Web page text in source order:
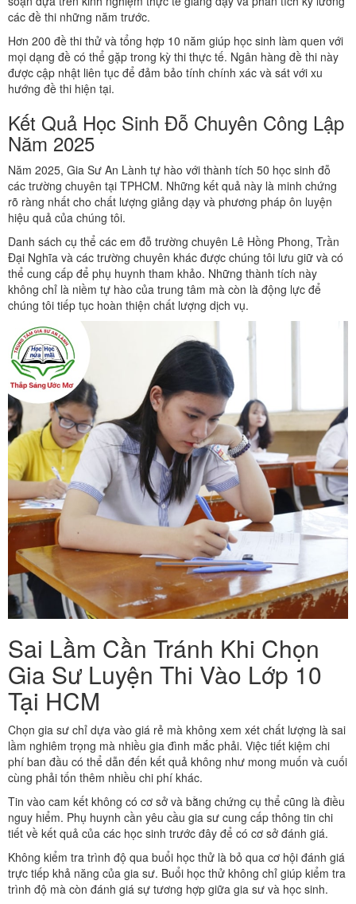
các đề thi những năm trước.
Hơn 200 đề thi thử và tổng hợp 10 năm giúp học sinh làm quen với
mọi dạng đề có thể gặp trong kỳ thi thực tế. Ngân hàng đề thi này
được cập nhật liên tục để đảm bảo tính chính xác và sát với xu
hướng đề thi hiện tại.
Kết Quả Học Sinh Đỗ Chuyên Công Lập
Năm 2025
Năm 2025, Gia Sư An Lành tự hào với thành tích 50 học sinh đỗ
các trường chuyên tại TPHCM. Những kết quả này là minh chứng
rõ ràng nhất cho chất lượng giảng dạy và phương pháp ôn luyện
hiệu quả của chúng tôi.
Danh sách cụ thể các em đỗ trường chuyên Lê Hồng Phong, Trần
Đại Nghĩa và các trường chuyên khác được chúng tôi lưu giữ và có
thể cung cấp để phụ huynh tham khảo. Những thành tích này
không chỉ là niềm tự hào của trung tâm mà còn là động lực để
chúng tôi tiếp tục hoàn thiện chất lượng dịch vụ.
Sai Lầm Cần Tránh Khi Chọn
Gia Sư Luyện Thi Vào Lớp 10
Tại HCM
Chọn gia sư chỉ dựa vào giá rẻ mà không xem xét chất lượng là sai
lầm nghiêm trọng mà nhiều gia đình mắc phải. Việc tiết kiệm chi
phí ban đầu có thể dẫn đến kết quả không như mong muốn và cuối
cùng phải tốn thêm nhiều chi phí khác.
Tin vào cam kết không có cơ sở và bằng chứng cụ thể cũng là điều
nguy hiểm. Phụ huynh cần yêu cầu gia sư cung cấp thông tin chi
tiết về kết quả của các học sinh trước đây để có cơ sở đánh giá.
Không kiểm tra trình độ qua buổi học thử là bỏ qua cơ hội đánh giá
trực tiếp khả năng của gia sư. Buổi học thử không chỉ giúp kiểm tra
trình độ mà còn đánh giá sự tương hợp giữa gia sư và học sinh.